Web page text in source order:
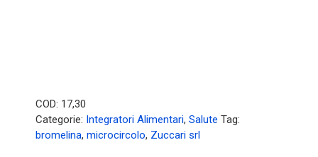
COD: 17,30
Categorie: Integratori Alimentari, Salute Tag:
bromelina, microcircolo, Zuccari srl